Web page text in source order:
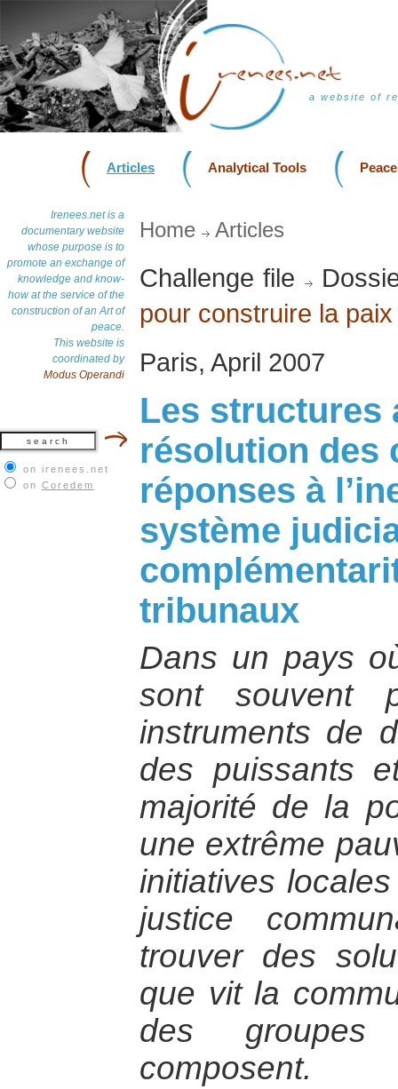
a website of
Articles Analytical Tools
Irenees.net is a
documentary website
whose purpose is to
promote an exchange of
knowledge and know-
how at the service of the
construction of an Art of
peace.
This website is
coordinated by
Modus Operandi
on irenees.net
on Coredem
Home Articles
Challenge file
pour construire la
Paris, April 2007
Les structures
résolution des
réponses à
système
tribunaux
Dans un pays
sont souvent
instruments de
des puissants
majorité de la
une extrême
initiatives
justice
trouver des
que vit la
des
composent.